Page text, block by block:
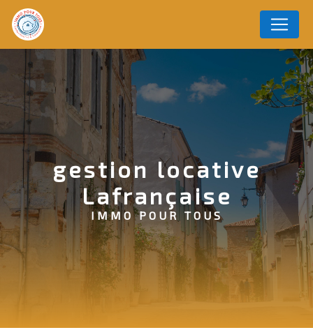
gestion locative
Lafrançaise
IMMO POUR TOUS
Panneau de gestion des cookies